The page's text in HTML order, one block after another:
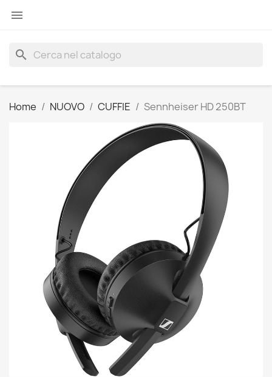

search
Home NUOVO CUFFIE Sennheiser HD 250BT